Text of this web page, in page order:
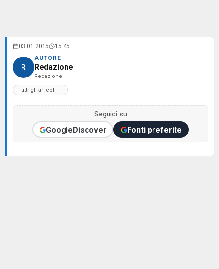
03.01.2015 15:45
R
AUTORE
Redazione
Redazione
Tutti gli articoli →
Seguici su
GoogleDiscover Fonti preferite